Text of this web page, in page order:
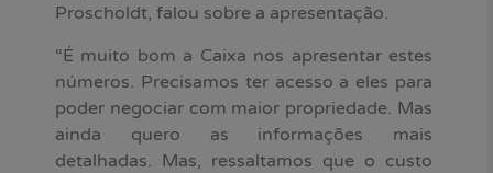
Proscholdt, falou sobre a apresentação.
“É muito bom a Caixa nos apresentar estes
números. Precisamos ter acesso a eles para
poder negociar com maior propriedade. Mas
ainda quero as informações mais
detalhadas. Mas, ressaltamos que o custo